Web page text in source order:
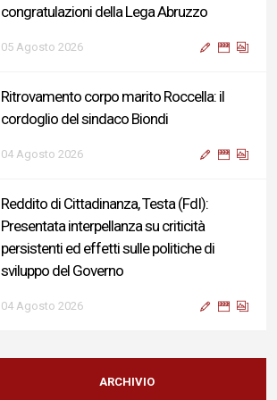
congratulazioni della Lega Abruzzo
05 Agosto 2026
Ritrovamento corpo marito Roccella: il
cordoglio del sindaco Biondi
04 Agosto 2026
Reddito di Cittadinanza, Testa (FdI):
Presentata interpellanza su criticità
persistenti ed effetti sulle politiche di
sviluppo del Governo
04 Agosto 2026
Sigismondi, Liris e Testa: “Profondo
cordoglio e vicinanza al Ministro Roccella e
ARCHIVIO